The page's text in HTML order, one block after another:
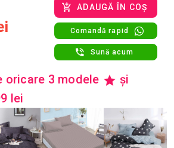
ADAUGĂ ÎN COȘ
Comandă rapid
Sună acum
oricare 3 modele
și
lei